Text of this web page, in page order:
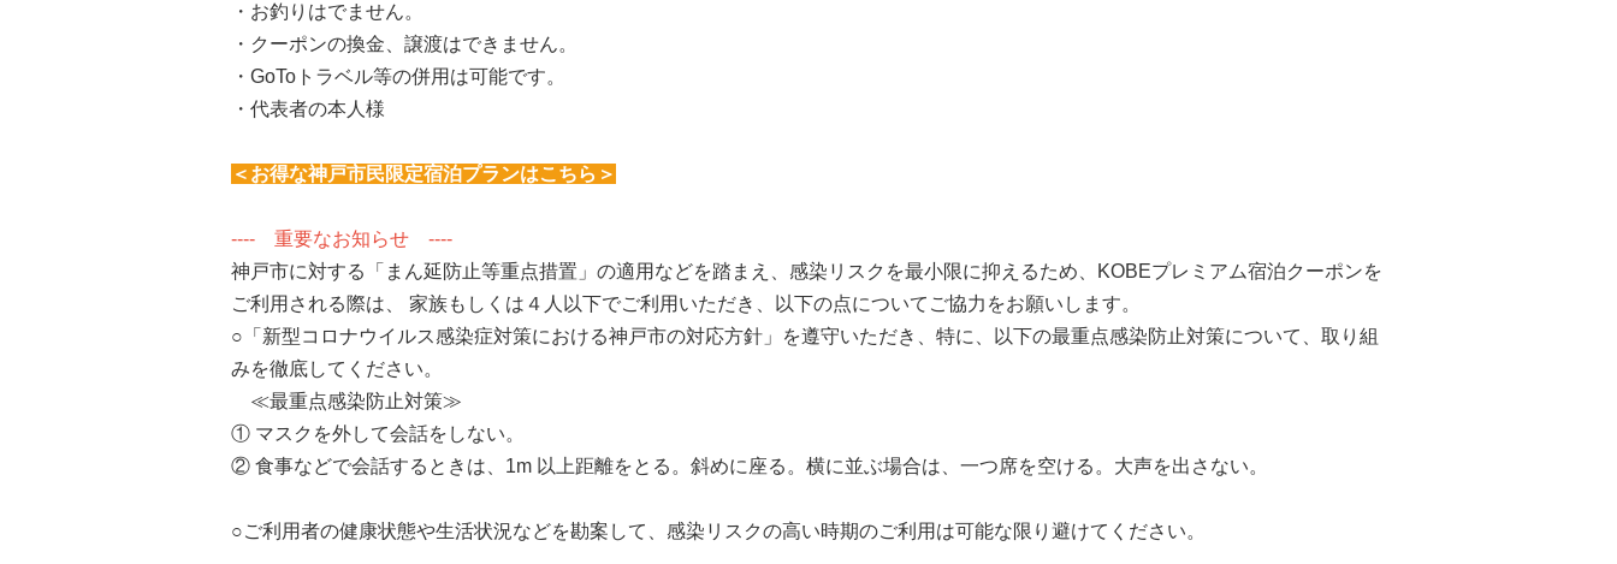
・お釣りはでません。
・クーポンの換金、譲渡はできません。
・GoToトラベル等の併用は可能です。
・代表者の本人様
＜お得な神戸市民限定宿泊プランはこちら＞
---- 重要なお知らせ ----
神戸市に対する「まん延防止等重点措置」の適用などを踏まえ、感染リスクを最小限に抑えるため、KOBEプレミアム宿泊クーポンを
ご利用される際は、 家族もしくは４人以下でご利用いただき、以下の点についてご協力をお願いします。
○「新型コロナウイルス感染症対策における神戸市の対応方針」を遵守いただき、特に、以下の最重点感染防止対策について、取り組
みを徹底してください。
≪最重点感染防止対策≫
① マスクを外して会話をしない。
② 食事などで会話するときは、1m 以上距離をとる。斜めに座る。横に並ぶ場合は、一つ席を空ける。大声を出さない。
○ご利用者の健康状態や生活状況などを勘案して、感染リスクの高い時期のご利用は可能な限り避けてください。